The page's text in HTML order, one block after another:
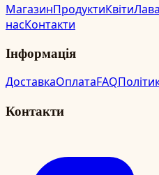
МагазинПродуктиКвіти
насКонтакти
Інформація
ДоставкаОплатаFAQ
Контакти